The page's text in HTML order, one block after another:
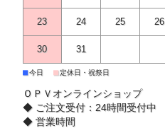
23 24 25 26
30 31
■今日 ■定休日・祝祭日
ＯＰＶオンラインショップ
◆ ご注文受付：24時間受付中
◆ 営業時間